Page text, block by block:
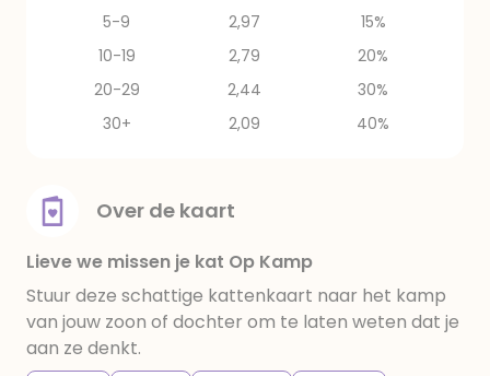
5-9
2,97
15%
10-19
2,79
20%
20-29
2,44
30%
30+
2,09 40%
Over de kaart
Lieve we missen je kat Op Kamp
Stuur deze schattige kattenkaart naar het kamp
van jouw zoon of dochter om te laten weten dat je
aan ze denkt.